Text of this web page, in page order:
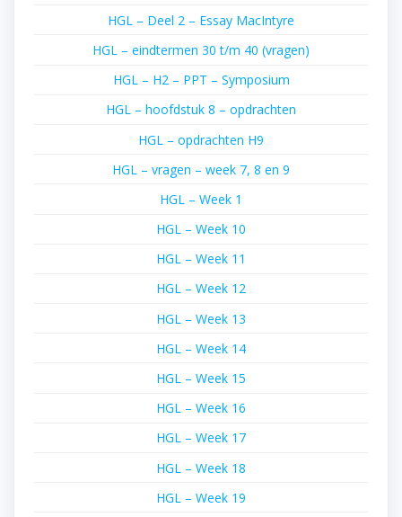
HGL – Deel 2 – Essay MacIntyre
HGL – eindtermen 30 t/m 40 (vragen)
HGL – H2 – PPT – Symposium
HGL – hoofdstuk 8 – opdrachten
HGL – opdrachten H9
HGL – vragen – week 7, 8 en 9
HGL – Week 1
HGL – Week 10
HGL – Week 11
HGL – Week 12
HGL – Week 13
HGL – Week 14
HGL – Week 15
HGL – Week 16
HGL – Week 17
HGL – Week 18
HGL – Week 19